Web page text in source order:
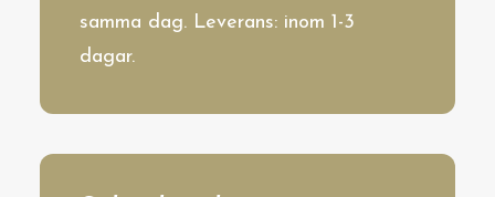
samma dag. Leverans: inom 1-3
dagar.